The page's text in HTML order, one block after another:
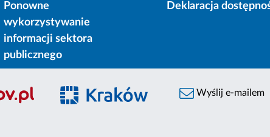
Ponowne
wykorzystywanie
informacji sektora
publicznego
Deklaracja
Wyślij e-mailem